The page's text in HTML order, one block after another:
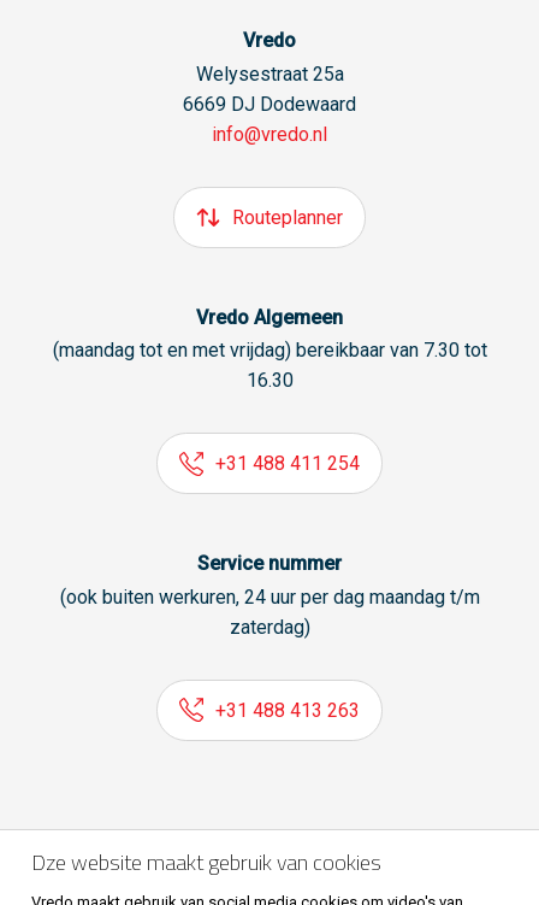
Vredo
Welysestraat 25a
6669 DJ Dodewaard
info@vredo.nl
Routeplanner
Vredo Algemeen
(maandag tot en met vrijdag) bereikbaar van 7.30 tot
16.30
+31 488 411 254
Service nummer
(ook buiten werkuren, 24 uur per dag maandag t/m
zaterdag)
+31 488 413 263
Volg ons ook op
Dze website maakt gebruik van cookies